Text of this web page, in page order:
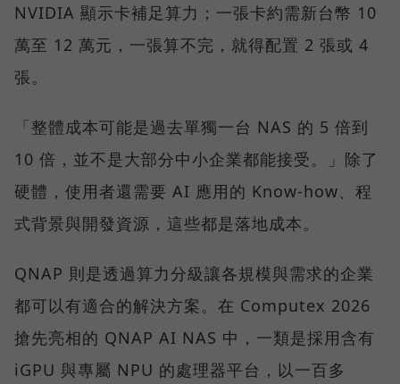
NVIDIA 顯示卡補足算力；一張卡約需新台幣 10
萬至 12 萬元，一張算不完，就得配置 2 張或 4
張。
「整體成本可能是過去單獨一台 NAS 的 5 倍到
10 倍，並不是大部分中小企業都能接受。」除了
硬體，使用者還需要 AI 應用的 Know-how、程
式背景與開發資源，這些都是落地成本。
QNAP 則是透過算力分級讓各規模與需求的企業
都可以有適合的解決方案。在 Computex 2026
搶先亮相的 QNAP AI NAS 中，一類是採用含有
iGPU 與專屬 NPU 的處理器平台，以一百多